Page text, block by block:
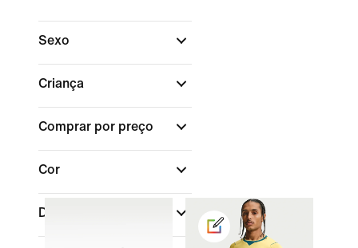
Sexo
Criança
Comprar por preço
Cor
Desporto